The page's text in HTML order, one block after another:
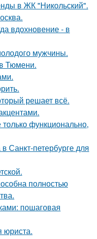
в ЖК "Никольский".
вдохновение - в
мужчины.
Тюмени.
решает всё.
функционально,
Санкт-петербурге для
полностью
пошаговая
юриста.